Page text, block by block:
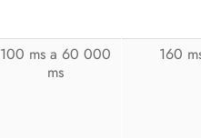
100 ms a 60 000
ms
160